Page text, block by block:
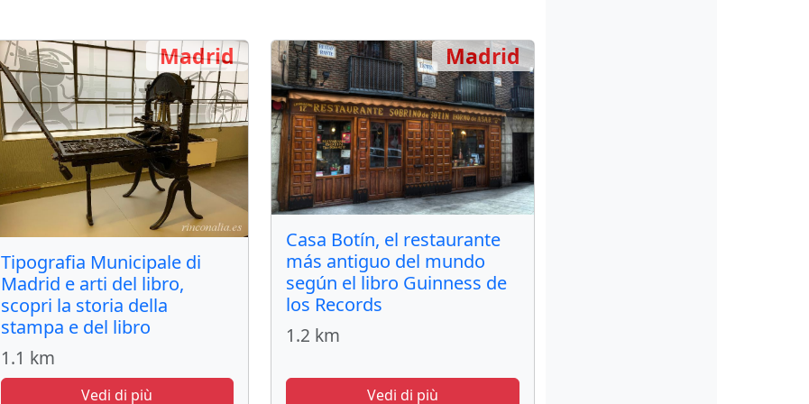
Tipografia Municipale di
Madrid e arti del libro,
scopri la storia della
stampa e del libro
1.1 km
Vedi di più
Madrid
Casa Botín, el restaurante
más antiguo del mundo
según el libro Guinness de
los Records
1.2 km
Vedi di più
Madrid